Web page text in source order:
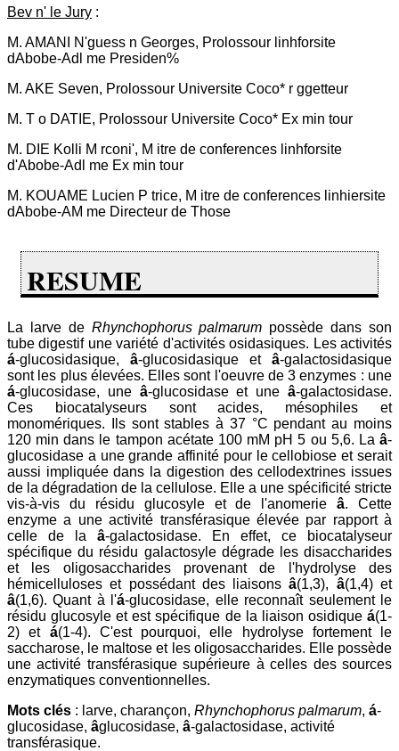
Bev n' le Jury :
M. AMANI N'guess n Georges, Prolossour linhforsite
dAbobe-Adl me Presiden%
M. AKE Seven, Prolossour Universite Coco* r ggetteur
M. T o DATIE, Prolossour Universite Coco* Ex min tour
M. DIE Kolli M rconi', M itre de conferences linhforsite
d'Abobe-Adl me Ex min tour
M. KOUAME Lucien P trice, M itre de conferences linhiersite
dAbobe-AM me Directeur de Those
RESUME
La larve de Rhynchophorus palmarum possède dans son
tube digestif une variété d'activités osidasiques. Les activités
á-glucosidasique, â-glucosidasique et â-galactosidasique
sont les plus élevées. Elles sont l'oeuvre de 3 enzymes : une
á-glucosidase, une â-glucosidase et uneâ-galactosidase.
Ces biocatalyseurs sont acides, mésophiles et
monomériques. Ils sont stables à 37 °C pendant au moins
120 min dans le tampon acétate 100 mM pH 5 ou 5,6. La â-
glucosidase a une grande affinité pour le cellobiose et serait
aussi impliquée dans la digestion des cellodextrines issues
de la dégradation de la cellulose. Elle a une spécificité stricte
vis-à-vis du résidu glucosyle et de l'anomerieâ. Cette
enzyme a une activité transférasique élevée par rapport à
celle de la â-galactosidase. En effet, ce biocatalyseur
spécifique du résidu galactosyle dégrade les disaccharides
et les oligosaccharides provenant de l'hydrolyse des
hémicelluloses et possédant des liaisonsâ(1,3), â(1,4) et
â(1,6). Quant à l'á-glucosidase, elle reconnaît seulement le
résidu glucosyle et est spécifique de la liaison osidique á(1-
2) et á(1-4). C'est pourquoi, elle hydrolyse fortement le
saccharose, le maltose et les oligosaccharides. Elle possède
une activité transférasique supérieure à celles des sources
enzymatiques conventionnelles.
Mots clés : larve, charançon, Rhynchophorus palmarum, á-
glucosidase, âglucosidase, â-galactosidase, activité
transférasique.